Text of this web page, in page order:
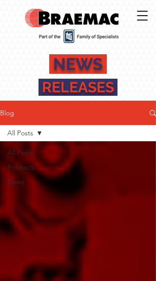
NEWS
RELEASES
Blog
All Posts
Products
News
All Posts